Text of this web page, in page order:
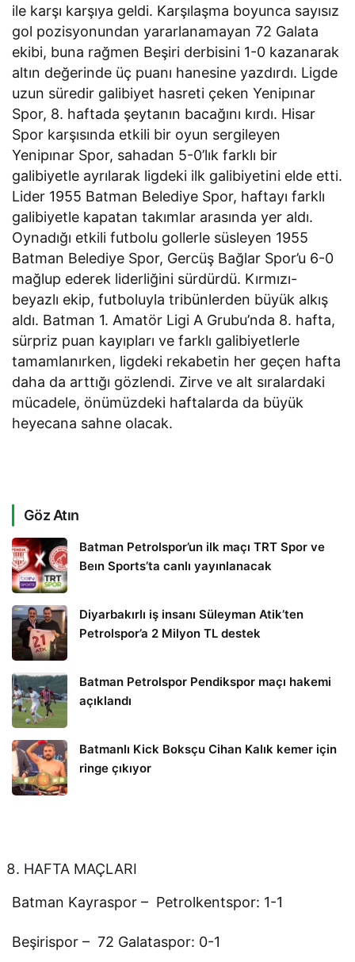
ile karşı karşıya geldi. Karşılaşma boyunca sayısız
gol pozisyonundan yararlanamayan 72 Galata
ekibi, buna rağmen Beşiri derbisini 1-0 kazanarak
altın değerinde üç puanı hanesine yazdırdı. Ligde
uzun süredir galibiyet hasreti çeken Yenipınar
Spor, 8. haftada şeytanın bacağını kırdı. Hisar
Spor karşısında etkili bir oyun sergileyen
Yenipınar Spor, sahadan 5-0’lık farklı bir
galibiyetle ayrılarak ligdeki ilk galibiyetini elde etti.
Lider 1955 Batman Belediye Spor, haftayı farklı
galibiyetle kapatan takımlar arasında yer aldı.
Oynadığı etkili futbolu gollerle süsleyen 1955
Batman Belediye Spor, Gercüş Bağlar Spor’u 6-0
mağlup ederek liderliğini sürdürdü. Kırmızı-
beyazlı ekip, futboluyla tribünlerden büyük alkış
aldı. Batman 1. Amatör Ligi A Grubu’nda 8. hafta,
sürpriz puan kayıpları ve farklı galibiyetlerle
tamamlanırken, ligdeki rekabetin her geçen hafta
daha da arttığı gözlendi. Zirve ve alt sıralardaki
mücadele, önümüzdeki haftalarda da büyük
heyecana sahne olacak.
Göz Atın
Batman Petrolspor’un ilk maçı TRT Spor ve
Beın Sports’ta canlı yayınlanacak
Diyarbakırlı iş insanı Süleyman Atik’ten
Petrolspor’a 2 Milyon TL destek
Batman Petrolspor Pendikspor maçı hakemi
açıklandı
Batmanlı Kick Boksçu Cihan Kalık kemer için
ringe çıkıyor
HAFTA MAÇLARI
Batman Kayraspor – Petrolkentspor: 1-1
Beşirispor – 72 Galataspor: 0-1